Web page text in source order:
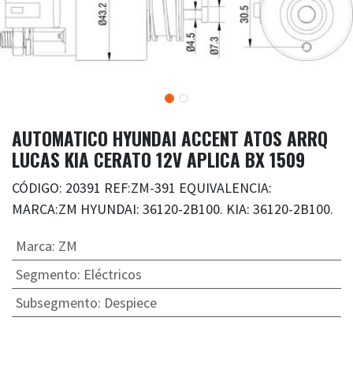
AUTOMATICO HYUNDAI ACCENT ATOS ARRQ
LUCAS KIA CERATO 12V APLICA BX 1509
CÓDIGO: 20391 REF:ZM-391 EQUIVALENCIA:
MARCA:ZM HYUNDAI: 36120-2B100. KIA: 36120-2B100.
Marca: ZM
Segmento: Eléctricos
Subsegmento: Despiece